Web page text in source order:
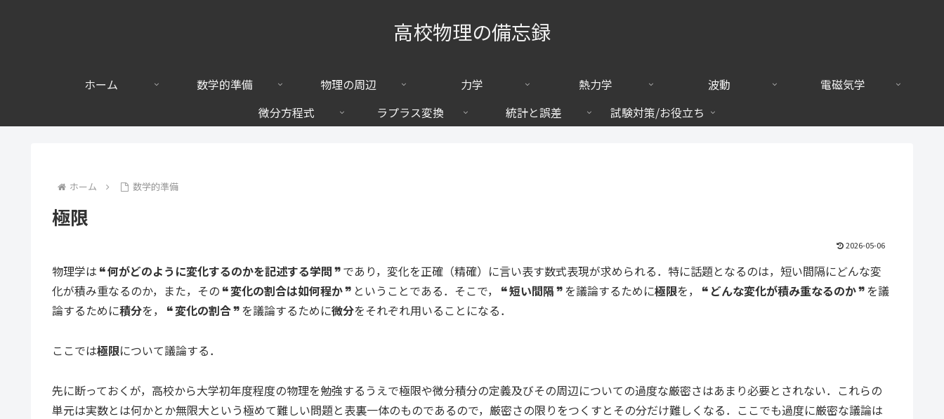
高校物理の備忘録
ホーム 数学的準備 物理の周辺 力学 熱力学 波動
電磁気学
微分方程式
ラプラス変換 統計と誤差 試験対策/お役立ち
ホーム 数学的準備
極限
2026-05-06
物理学は 何がどのように変化するのかを記述する学問 であり，変化を正確（精確）に言い表す数式表現が求められる．特に話題となるのは， 短い間隔にどんな変
化が積み重なるのか，また，その 変化の割合は如何程か ということである．そこで， 短い間隔 を議論するために極限を， どんな変化が積み重なるのか
を議
論するために積分を， 変化の割合 を議論するために微分をそれぞれ用いることになる．
ここでは極限について議論する．
先に断っておくが，高校から大学初年度程度の物理を勉強するうえで極限や微分積分の定義及びその周辺についての過度な厳密さはあまり必要とされない．これらの
単元は実数とは何かとか無限大という極めて難しい問題と表裏一体のものであるので，厳密さの限りをつくすとその分だけ難しくなる．ここでも過度に厳密な議論は